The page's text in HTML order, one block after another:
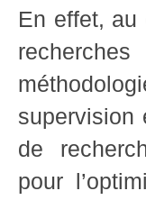
En effet, au
supervision
de
pour